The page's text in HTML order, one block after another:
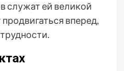
служат ей великой
вперед,